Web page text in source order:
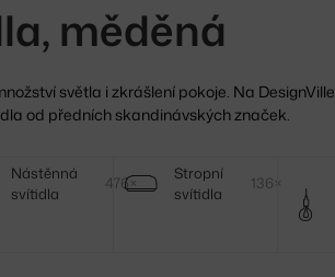
měděná
světla i zkrášlení pokoje. Na DesignVille
od předních skandinávských značek.
Nástěnná
svítidla
476×
Stropní
svítidla
136×